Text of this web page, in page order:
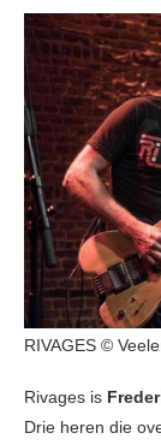
RIVAGES ©
Rivages is
Drie heren die